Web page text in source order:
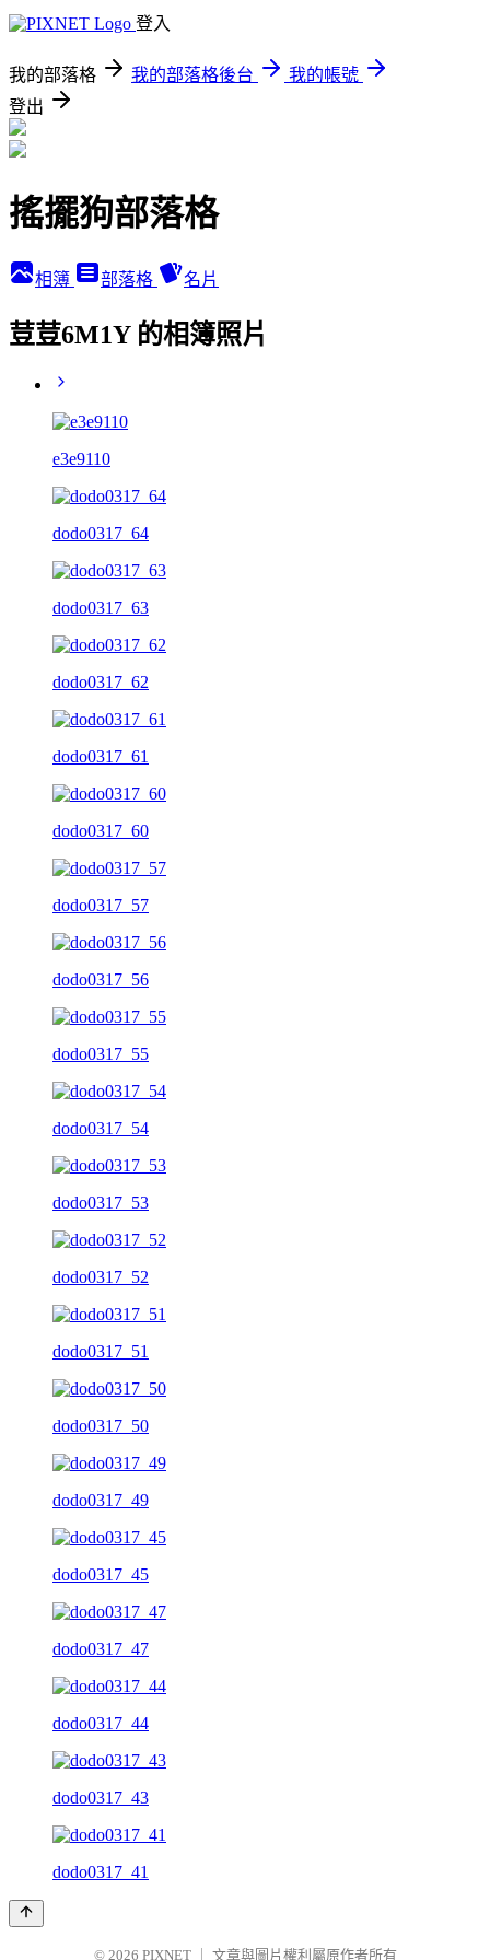
登入
我的部落格 我的部落格後台
我的帳號
登出
搖擺狗部落格
相簿 部落格 名片
荳荳6M1Y 的相簿照片
e3e9110
dodo0317_64
dodo0317_63
dodo0317_62
dodo0317_61
dodo0317_60
dodo0317_57
dodo0317_56
dodo0317_55
dodo0317_54
dodo0317_53
dodo0317_52
dodo0317_51
dodo0317_50
dodo0317_49
dodo0317_45
dodo0317_47
dodo0317_44
dodo0317_43
dodo0317_41
© 2026 PIXNET 文章與圖片權利屬原作者所有